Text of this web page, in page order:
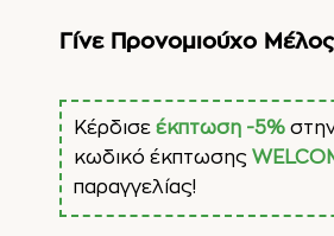
Γίνε Προνομιούχο
Κέρδισε έκπτωση -5%
κωδικό έκπτωσης
παραγγελίας!